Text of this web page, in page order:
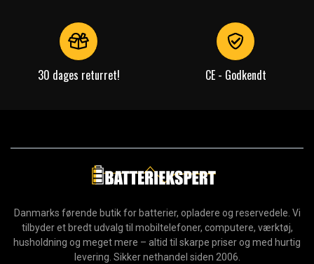
30 dages returret! CE - Godkendt
Danmarks førende butik for batterier, opladere og reservedele. Vi
tilbyder et bredt udvalg til mobiltelefoner, computere, værktøj,
husholdning og meget mere – altid til skarpe priser og med hurtig
levering. Sikker nethandel siden 2006.